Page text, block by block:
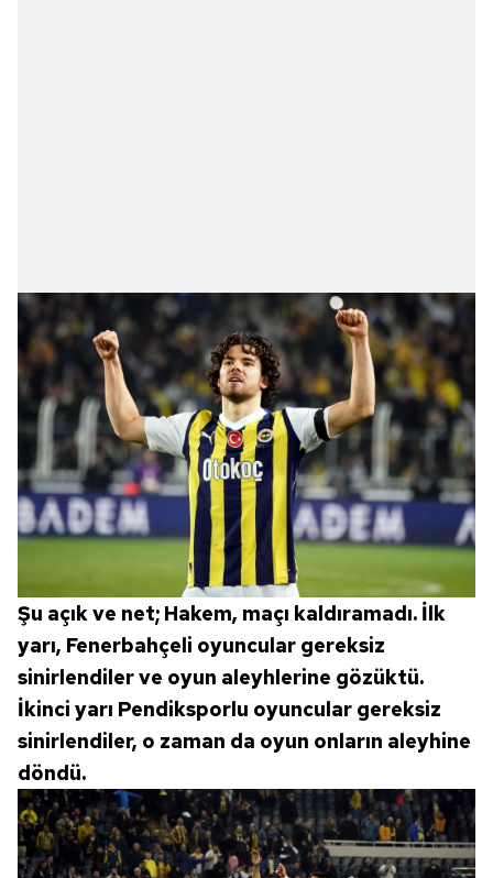
Şu açık ve net; Hakem, maçı kaldıramadı. İlk
yarı, Fenerbahçeli oyuncular gereksiz
sinirlendiler ve oyun aleyhlerine gözüktü.
İkinci yarı Pendiksporlu oyuncular gereksiz
sinirlendiler, o zaman da oyun onların aleyhine
döndü.